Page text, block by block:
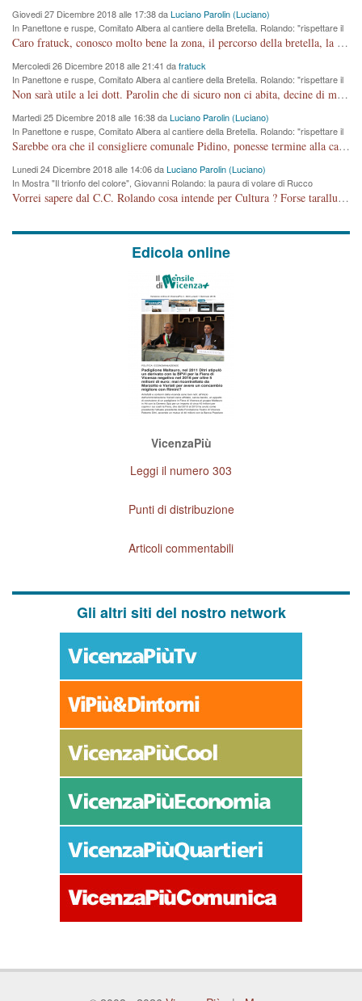
Giovedi 27 Dicembre 2018 alle 17:38 daLuciano Parolin (Luciano)
In Panettone e ruspe, Comitato Albera al cantiere della Bretella. Rolando: "rispettare il
cronoprogramma"
Caro fratuck, conosco molto bene la zona, il percorso della bretella, la situazione dei cittadini, abito in Viale Trento. A partire dal 2003 ho partecipato al Comitato di Maddalene pro bretella, e a riunioni propositive per apportare modifiche al progetto. Numerose mie foto del territorio sono arrivate a Roma, altri miei interventi (non graditi dalla Sx) sono stati pubblicati dal GdV, assieme ad altri come Ciro Asproso, ora favorevole alla bretella. Ho partecipato alla raccolta firme per la chiusura della strada x 5 giorni eseguita dal Sindaco Hullwech per sforamento 180 Micro/g. Pertanto come impegno per la tematica sono apposto con la coscienza. Ora il Progetto è partito, fine! Voglio dire che la nuova Giunta "comunale" non c'entra più. L'opera sarà "malauguratamente" eseguita, ma non con il mio placet. Il Consigliere Comunale dovrebbe capire che la campagna elettorale è finita, con buona pace di tutti. Quello che invece dovrebbe interessare è la proprietà della strada, dall'uscita autostradale Ovest, sino alla Rotatoria dell'Albara, vi sono tre possessori: Autostrade SpA; La Provincia, il Comune. Come la mettiamo per il futuro ? I costi, da 50 sono saliti a 100 milioni di € come dire 20 milioni a KM (!) da non credere. Comunque si farà. Ma nessuno canti Vittoria, anzi meglio non farne un ulteriore fatto "partitico" per questioni elettorali o di seggio. Se mi manda la sua mail, sono disponibile ad inviare i documenti e le foto sopra descritte. Con ossequi, Luciano Parolin
Mercoledi 26 Dicembre 2018 alle 21:41 dafratuck
In Panettone e ruspe, Comitato Albera al cantiere della Bretella. Rolando: "rispettare il
cronoprogramma"
Non sarà utile a lei dott. Parolin che di sicuro non ci abita, decine di migliaia di TIR, automobili e padroncini che passano quotidianamente per una strada appena rotabile, non è più possibile stendere i panni, attraversare la strada senza rischiare la morte, le case stanno crepando, i tempi sono cambiati e la bretella non passerà assolutamente per maddalene (ma cosa sta a dire?!), dia invece responsabilità a chi ha costruito tagliando la strada che doveva invece terminare a isola vicentina e non al moracchino lasciando Motta di Costabissara ancora in panne di traffico. I tempi sono cambiati dottore e se l'anagrafe della vita stagna nell'essere umano impressioni conservatrici, la società non le considera perchè va avanti, si industrializza e ha bisogno di infrastrutture e di sviluppo. Ultima considerazione, se è geloso di Rolando perchè vede in lui solo campagne politiche mentre si difendono i SOLI diritti dei cittadini, la preghiamo faccia considerazioni più appropriate. Saluti e complimenti per i suoi scritti.
Martedi 25 Dicembre 2018 alle 16:38 daLuciano Parolin (Luciano)
In Panettone e ruspe, Comitato Albera al cantiere della Bretella. Rolando: "rispettare il
cronoprogramma"
Sarebbe ora che il consigliere comunale Pidino, ponesse termine alla campagna elettorale nel territorio del suo seggio Villaggio del Sole. La tiraca è iniziata, distruggerà 6 km di prateria ovest della città, ricca di fonti e sorgenti d'acqua. I cittadini di Maddalene non avranno più Pace la notte. Molta colpa per la costruzione di questa Strada è proprio del signor Rolando,dei suoi gazebo mobili e che vuol far passare questa opera VANDALICA come progetto "utile" a chi ? Non è cosa seria sig. Rolando!
Lunedi 24 Dicembre 2018 alle 14:06 daLuciano Parolin (Luciano)
In Mostra "Il trionfo del colore", Giovanni Rolando: la paura di volare di Rucco
Vorrei sapere dal C.C. Rolando cosa intende per Cultura ? Forse tarallucci, vino e sagre, o spaghetti tricolori del PD ? Il continuo (s)parlare della mostra a Palazzo Chiericati caro consigliere DANNEGGIA FORTEMENTE l'immagine della città TUTTA e fa deviare i consensi che in RUSSIA (badi bene ex U.R.S.S.) sono ECCELLENTI. A livello artistico l'evento è di alta Valenza culturale, COMPITO di Tutta la Cittadinanza fare il possibile per propagandare l'iniziativa senza farne UN CASO PARTITICO come fa Lei da sempre. Meno Gazebo + Partecipazione! E così sia. Amen.
Edicola online
VicenzaPiù
Leggi il numero 303
Punti di distribuzione
Articoli commentabili
Gli altri siti del nostro network